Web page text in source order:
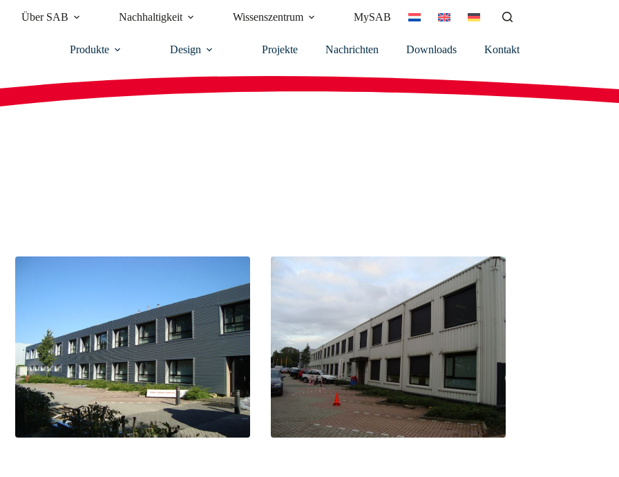
Über SAB Nachhaltigkeit Wissenszentrum MySAB
Produkte Design Projekte Nachrichten Downloads Kontakt